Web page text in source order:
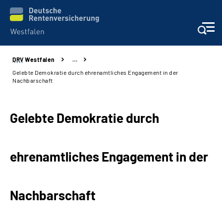
Kontakt und Beratung
Experten
Über uns
DRV Westfalen
…
Gelebte Demokratie durch ehrenamtliches Engagement in der
Nachbarschaft
Gelebte Demokratie durch
ehrenamtliches Engagement in der
Nachbarschaft